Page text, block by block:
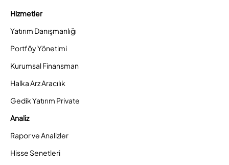
Hizmetler
Yatırım Danışmanlığı
Portföy Yönetimi
Kurumsal Finansman
Halka Arz Aracılık
Gedik Yatırım Private
Analiz
Rapor ve Analizler
Hisse Senetleri